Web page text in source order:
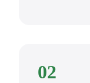
02